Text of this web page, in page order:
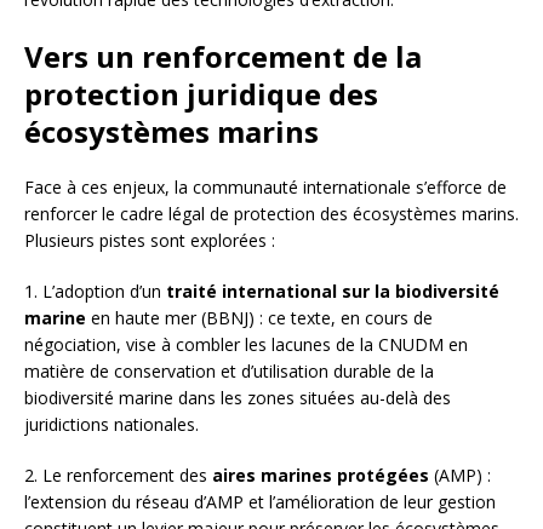
Vers un renforcement de la
protection juridique des
écosystèmes marins
Face à ces enjeux, la communauté internationale s’efforce de
renforcer le cadre légal de protection des écosystèmes marins.
Plusieurs pistes sont explorées :
1. L’adoption d’un traité international sur la biodiversité
marine en haute mer (BBNJ) : ce texte, en cours de
négociation, vise à combler les lacunes de la CNUDM en
matière de conservation et d’utilisation durable de la
biodiversité marine dans les zones situées au-delà des
juridictions nationales.
2. Le renforcement des aires marines protégées (AMP) :
l’extension du réseau d’AMP et l’amélioration de leur gestion